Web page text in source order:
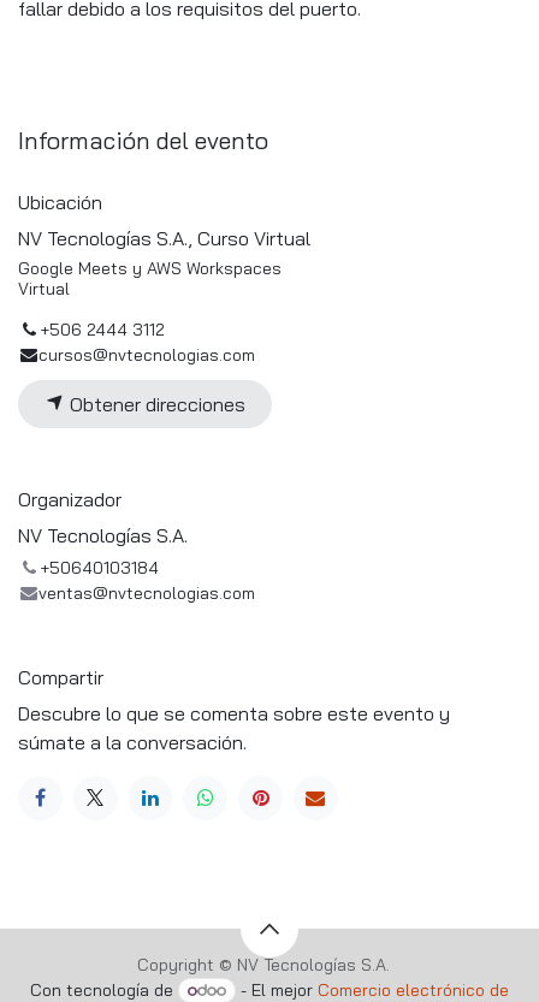
fallar debido a los requisitos del puerto.
Información del evento
Ubicación
NV Tecnologías S.A., Curso Virtual
Google Meets y AWS Workspaces
Virtual
+506 2444 3112
cursos@nvtecnologias.com
Obtener direcciones
Organizador
NV Tecnologías S.A.
+50640103184
ventas@nvtecnologias.com
Compartir
Descubre lo que se comenta sobre este evento y
súmate a la conversación.
Copyright © NV Tecnologías S.A.
Con tecnología de
- El mejor Comercio electrónico de